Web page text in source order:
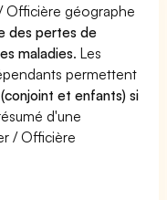
Officière géographe
des pertes de
maladies. Les
permettent
et enfants) si
d'une
/ Officière